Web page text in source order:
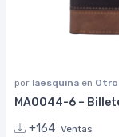
por laesquina en
MA0044-6 –
+164 Ventas